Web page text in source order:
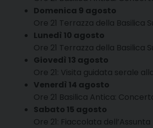
Domenica 9 agosto
Ore 21 Terrazza della Basilica
Lunedì 10 agosto
Ore 21 Terrazza della Basilica
Giovedì 13 agosto
Ore 21: Visita guidata serale
Venerdì 14 agosto
Ore 21 Basilica Antica:
Sabato 15 agosto
Ore 21: Fiaccolata dell’Assunta